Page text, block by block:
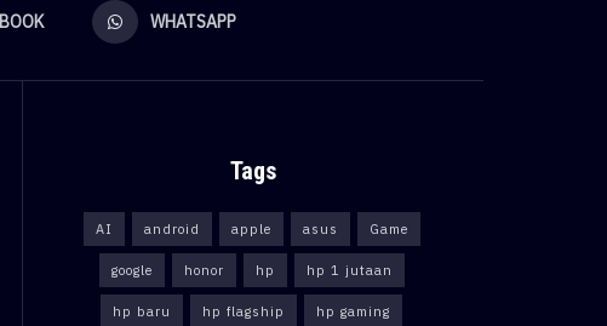
WHATSAPP
Tags
AI android apple asus Game
google honor hp hp 1 jutaan
hp baru hp flagship hp gaming